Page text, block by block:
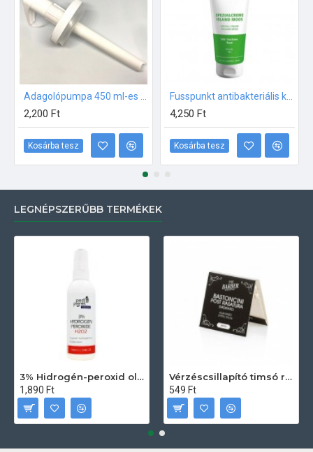
2,200 Ft
Kosárba tesz
4,250 Ft
Kosárba tesz
LEGNÉPSZERŰBB TERMÉKEK
3% Hidrogén-peroxid oldat (sebfertőtlenítő) 100ml
1,890 Ft
Vérzéscsillapító timsó rúd 20db
549 Ft